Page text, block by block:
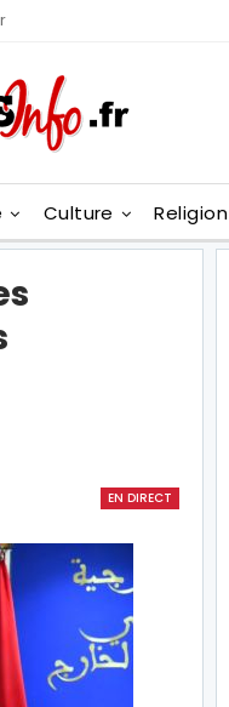
Culture Religion
EN DIRECT